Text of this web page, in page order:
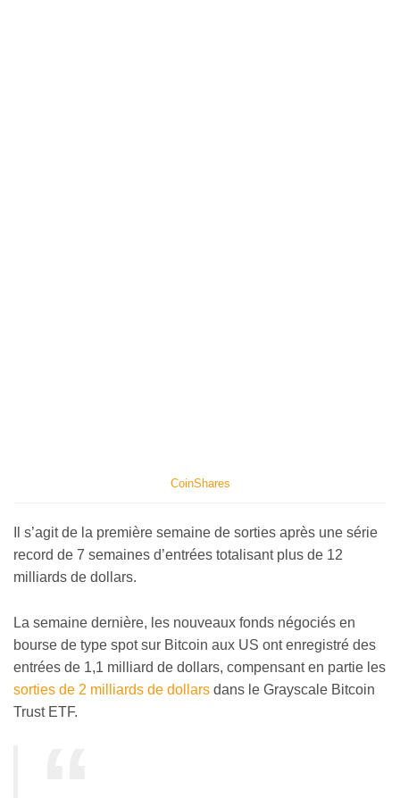
CoinShares
Il s’agit de la première semaine de sorties après une série
record de 7 semaines d’entrées totalisant plus de 12
milliards de dollars.
La semaine dernière, les nouveaux fonds négociés en
bourse de type spot sur Bitcoin aux US ont enregistré des
entrées de 1,1 milliard de dollars, compensant en partie les
sorties de 2 milliards de dollars dans le Grayscale Bitcoin
Trust ETF.